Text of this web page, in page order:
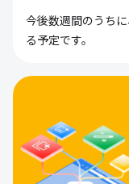
今後数週間のうち
る予定です。